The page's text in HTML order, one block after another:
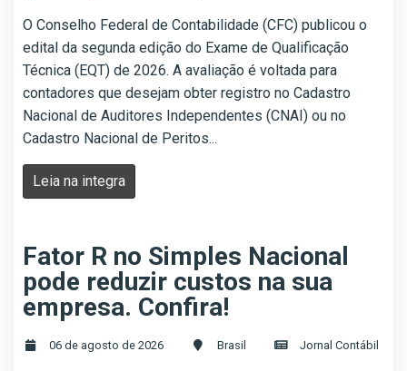
O Conselho Federal de Contabilidade (CFC) publicou o
edital da segunda edição do Exame de Qualificação
Técnica (EQT) de 2026. A avaliação é voltada para
contadores que desejam obter registro no Cadastro
Nacional de Auditores Independentes (CNAI) ou no
Cadastro Nacional de Peritos...
Leia na integra
Fator R no Simples Nacional
pode reduzir custos na sua
empresa. Confira!
06 de agosto de 2026 Brasil Jornal Contábil